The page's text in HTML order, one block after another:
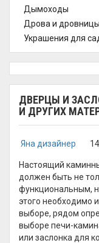
Дымоходы
Дрова и дровницы
Украшения для
ДВЕРЦЫ И
И ДРУГИХ
Яна дизайнер
Настоящий
должен быть не
функциональным,
этого необходимо
выборе, рядом
выборе печи-
или заслонка для